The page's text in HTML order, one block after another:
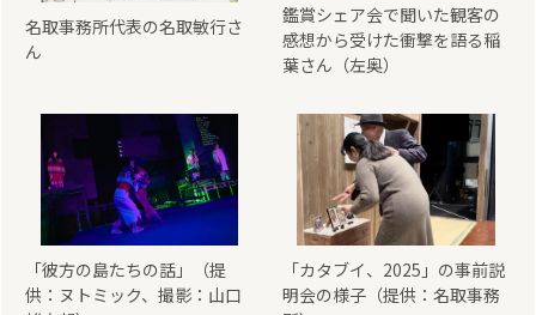
名取事務所代表の名取敏行さ
ん
鑑賞シェア会で聞いた観客の
感想から受けた衝撃を語る稲
葉さん（左奥）
「彼方の島たちの話」（提
供：ヌトミック、撮影：山口
「カタブイ、2025」の事前説
明会の様子（提供：名取事務